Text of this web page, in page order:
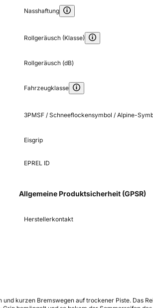
Nasshaftung
Rollgeräusch (Klasse)
Rollgeräusch (dB)
Fahrzeugklasse
3PMSF / Schneeflockensymbol / Alpine-
Eisgrip
EPREL ID
Allgemeine Produktsicherheit (GPSR)
Herstellerkontakt
kurzen Bremswegen auf trockener Piste. Das